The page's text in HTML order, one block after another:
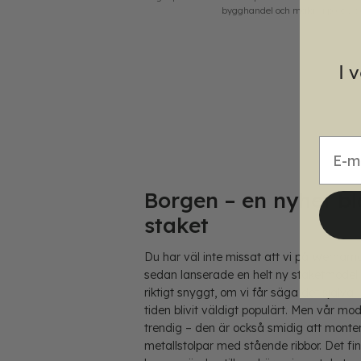
bygghandel och målas i precis
Borgen – en nyhet
staket
Du har väl inte missat att vi på
sedan lanserade en helt ny
riktigt snyggt, om vi får säga det själva.
tiden blivit väldigt populärt. Men vår
trendig – den är också smidig att
metallstolpar med stående ribbor. Det
I
E-mail